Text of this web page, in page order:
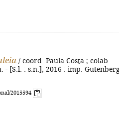
/ coord. Paula Costa ; colab.
- [S.l. : s.n.], 2016 : imp.
2015594